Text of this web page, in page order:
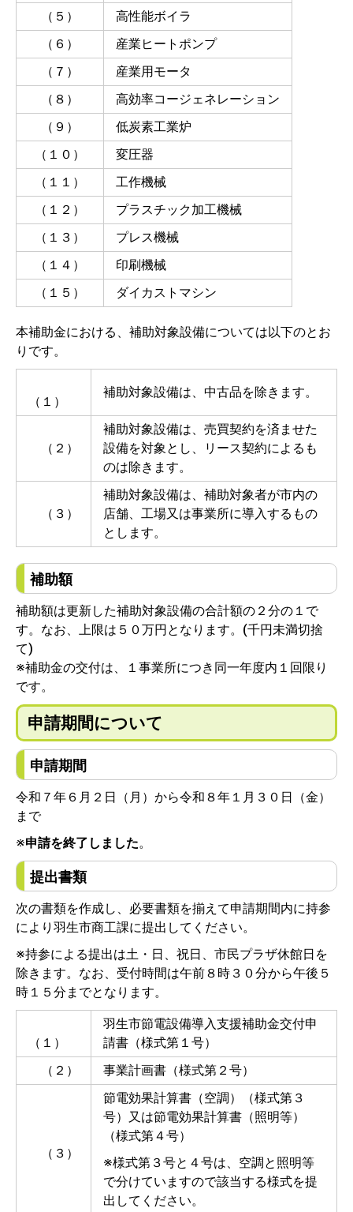
（５）
高性能ボイラ
（６）
産業ヒートポンプ
（７）
産業用モータ
（８）
高効率コージェネレーション
（９）
低炭素工業炉
（１０）
変圧器
（１１）
工作機械
（１２）
プラスチック加工機械
（１３）
プレス機械
（１４）
印刷機械
（１５）
ダイカストマシン
本補助金における、補助対象設備については以下のとお
りです。
（１）
補助対象設備は、中古品を除きます。
（２）
補助対象設備は、売買契約を済ませた
設備を対象とし、リース契約によるも
のは除きます。
（３）
補助対象設備は、補助対象者が市内の
店舗、工場又は事業所に導入するもの
とします。
補助額
補助額は更新した補助対象設備の合計額の２分の１で
す。なお、上限は５０万円となります。(千円未満切捨
て)
※補助金の交付は、１事業所につき同一年度内１回限り
です。
申請期間について
申請期間
令和７年６月２日（月）から令和８年１月３０日（金）
まで
※申請を終了しました。
提出書類
次の書類を作成し、必要書類を揃えて申請期間内に持参
により羽生市商工課に提出してください。
※持参による提出は土・日、祝日、市民プラザ休館日を
除きます。なお、受付時間は午前８時３０分から午後５
時１５分までとなります。
（１）
羽生市節電設備導入支援補助金交付申
請書（様式第１号）
（２）
事業計画書（様式第２号）
（３）
節電効果計算書（空調）（様式第３
号）又は節電効果計算書（照明等）
（様式第４号）
※様式第３号と４号は、空調と照明等
で分けていますので該当する様式を提
出してください。